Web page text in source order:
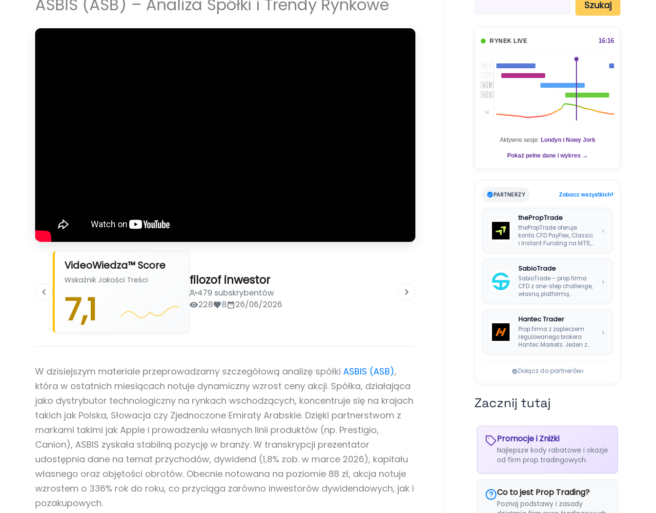
ASBIS (ASB) – Analiza Spółki i Trendy Rynkowe
VideoWiedza™ Score
Wskaźnik Jakości Treści
7,1
filozof inwestor
479 subskrybentów
228
8 26/06/2026
W dzisiejszym materiale przeprowadzamy szczegółową analizę spółki ASBIS (ASB),
która w ostatnich miesiącach notuje dynamiczny wzrost ceny akcji. Spółka, działająca
jako dystrybutor technologiczny na rynkach wschodzących, koncentruje się na krajach
takich jak Polska, Słowacja czy Zjednoczone Emiraty Arabskie. Dzięki partnerstwom z
markami takimi jak Apple i prowadzeniu własnych linii produktów (np. Prestigio,
Canion), ASBIS zyskała stabilną pozycję w branży. W transkrypcji prezentator
udostępnia dane na temat przychodów, dywidend (1,8% zob. w marce 2026), kapitału
własnego oraz objętości obrotów. Obecnie notowana na poziomie 88 zł, akcja notuje
wzrostem o 336% rok do roku, co przyciąga zarówno inwestorów dywidendowych, jak i
pozakupowych.
Szukaj
RYNEK LIVE 16:17
🇦🇺
🇯🇵
🇬🇧
🇺🇸
📊
Aktywne sesje: Londyn i Nowy Jork
Pokaż pełne dane i wykres →
PARTNERZY Zobacz wszystkich›
thePropTrade
thePropTrade oferuje
konta CFD PayFlex, Classic
i Instant Funding na MT5,
›
SabioTrade
SabioTrade – prop firma
CFD z one-step challenge,
własną platformą
wypłatami co…
›
Hantec Trader
Prop firma z zapleczem
regulowanego brokera
Hantec Markets. Jeden z
wyborów dla polskich…
›
Dołącz do partnerów›
Zacznij tutaj
Promocje i Zniżki
Najlepsze kody rabatowe i okazje
od firm prop tradingowych.
Co to jest Prop Trading?
Poznaj podstawy i zasady